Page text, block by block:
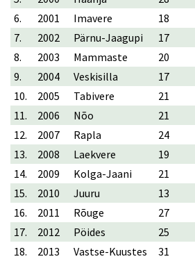
6.
2001 Imavere 18
7.
2002 Pärnu-Jaagupi 17
8.
2003 Mammaste 20
9.
2004 Veskisilla 17
10.
2005 Tabivere 21
11.
2006 Nõo 21
12.
2007 Rapla 24
13.
2008 Laekvere 19
14.
2009 Kolga-Jaani 21
15.
2010 Juuru 13
16.
2011 Rõuge 27
17.
2012 Pöides 25
18.
2013 Vastse-Kuustes 31